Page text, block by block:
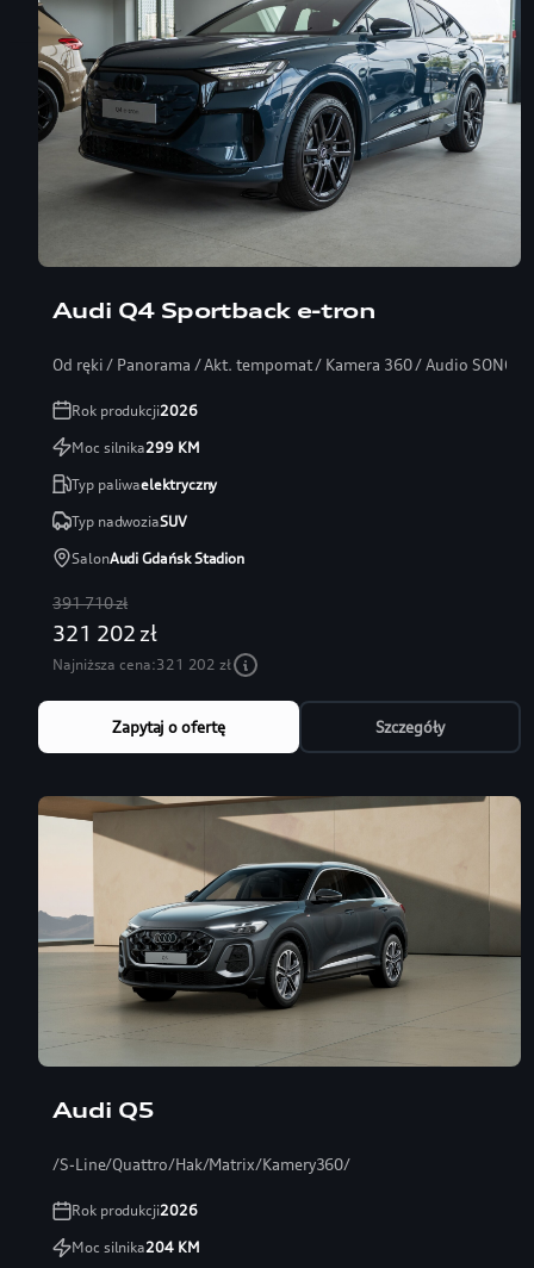
Audi Q4 Sportback e-tron
Od ręki / Panorama / Akt. tempomat / Kamera 360 / Audio SONOS
Rok produkcji2026
Moc silnika299KM
Typ paliwaelektryczny
Typ nadwoziaSUV
SalonAudi Gdańsk Stadion
391 710 zł
321 202 zł
Najniższa cena:321 202 zł
Zapytaj o ofertę Szczegóły
Audi Q5
/S-Line/Quattro/Hak/Matrix/Kamery360/
Rok produkcji2026
Moc silnika204KM